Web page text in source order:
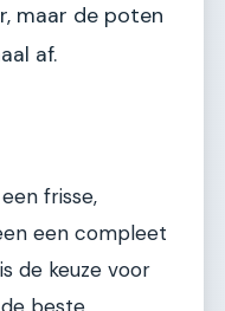
maar de poten
af.
frisse,
een compleet
de keuze voor